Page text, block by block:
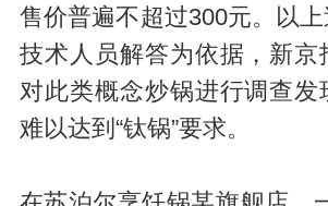
售价普遍不超过300元。以
技术人员解答为依据，新京
对此类概念炒锅进行调查发
难以达到“钛锅”要求。